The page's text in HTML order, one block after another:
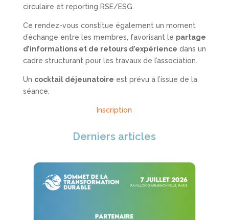
circulaire et reporting RSE/ESG.
Ce rendez-vous constitue également un moment
d’échange entre les membres, favorisant le partage
d’informations et de retours d’expérience dans un
cadre structurant pour les travaux de l’association.
Un cocktail déjeunatoire est prévu à l’issue de la
séance.
Inscription
Derniers articles